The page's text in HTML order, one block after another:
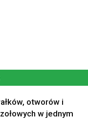
otworów i
w jednym